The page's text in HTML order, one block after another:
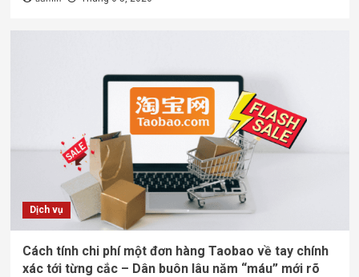
Dịch vụ
Cách tính chi phí một đơn hàng Taobao về tay chính
xác tới từng cắc – Dân buôn lâu năm “máu” mới rõ